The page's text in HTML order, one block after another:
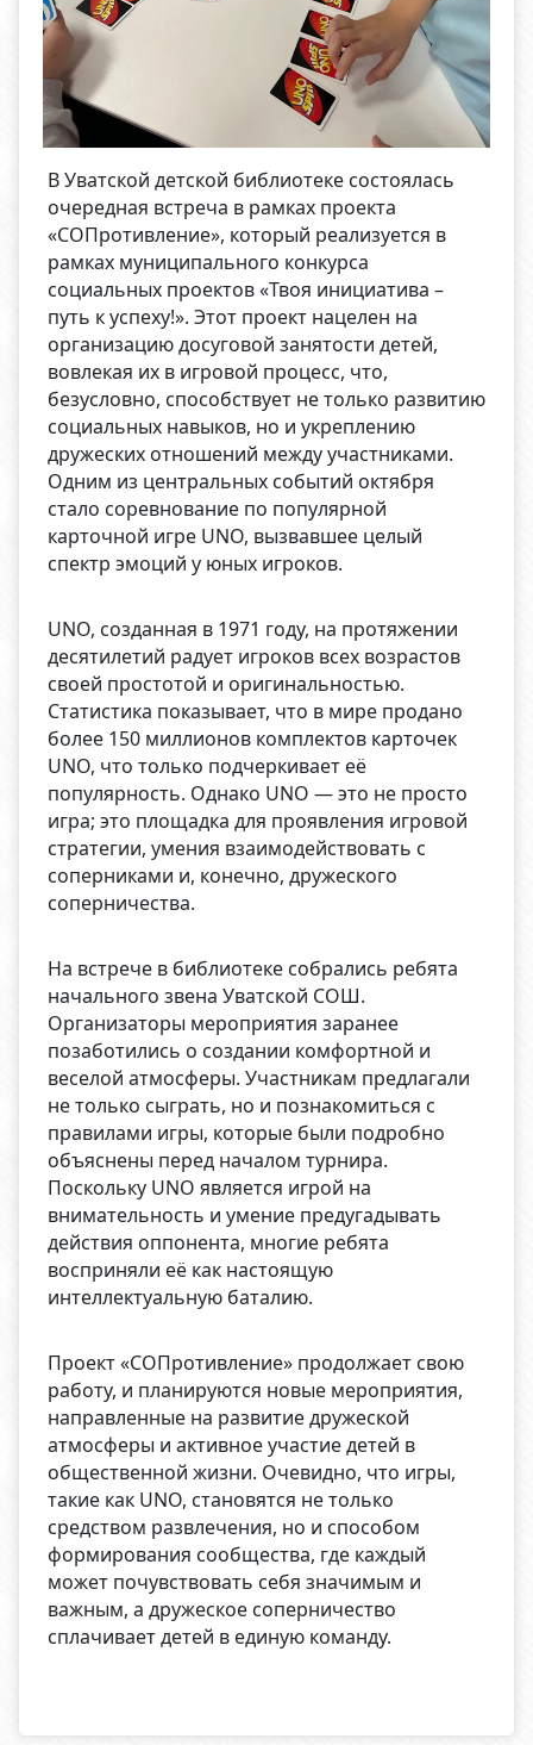
В Уватской детской библиотеке состоялась
очередная встреча в рамках проекта
«СОПротивление», который реализуется в
рамках муниципального конкурса
социальных проектов «Твоя инициатива –
путь к успеху!». Этот проект нацелен на
организацию досуговой занятости детей,
вовлекая их в игровой процесс, что,
безусловно, способствует не только развитию
социальных навыков, но и укреплению
дружеских отношений между участниками.
Одним из центральных событий октября
стало соревнование по популярной
карточной игре UNO, вызвавшее целый
спектр эмоций у юных игроков.
UNO, созданная в 1971 году, на протяжении
десятилетий радует игроков всех возрастов
своей простотой и оригинальностью.
Статистика показывает, что в мире продано
более 150 миллионов комплектов карточек
UNO, что только подчеркивает её
популярность. Однако UNO — это не просто
игра; это площадка для проявления игровой
стратегии, умения взаимодействовать с
соперниками и, конечно, дружеского
соперничества.
На встрече в библиотеке собрались ребята
начального звена Уватской СОШ.
Организаторы мероприятия заранее
позаботились о создании комфортной и
веселой атмосферы. Участникам предлагали
не только сыграть, но и познакомиться с
правилами игры, которые были подробно
объяснены перед началом турнира.
Поскольку UNO является игрой на
внимательность и умение предугадывать
действия оппонента, многие ребята
восприняли её как настоящую
интеллектуальную баталию.
Проект «СОПротивление» продолжает свою
работу, и планируются новые мероприятия,
направленные на развитие дружеской
атмосферы и активное участие детей в
общественной жизни. Очевидно, что игры,
такие как UNO, становятся не только
средством развлечения, но и способом
формирования сообщества, где каждый
может почувствовать себя значимым и
важным, а дружеское соперничество
сплачивает детей в единую команду.